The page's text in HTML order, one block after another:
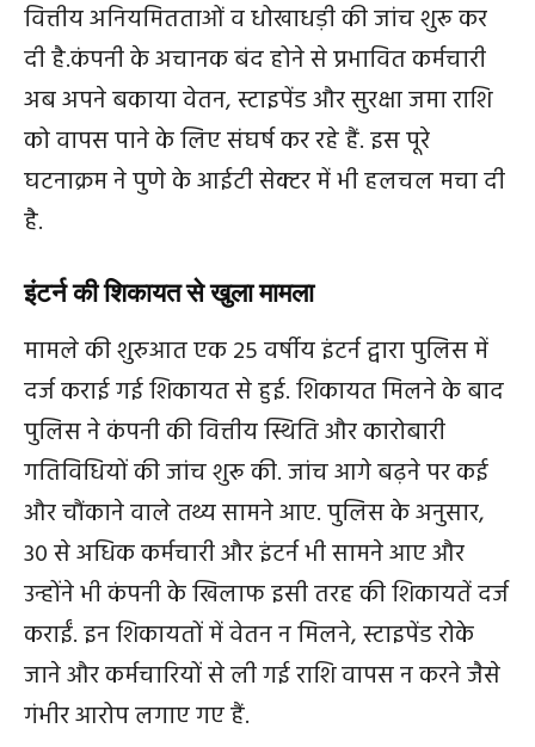
वित्तीय अनियमितताओं व धोखाधड़ी की जांच शुरू कर
दी है.कंपनी के अचानक बंद होने से प्रभावित कर्मचारी
अब अपने बकाया वेतन, स्टाइपेंड और सुरक्षा जमा राशि
को वापस पाने के लिए संघर्ष कर रहे हैं. इस पूरे
घटनाक्रम ने पुणे के आईटी सेक्टर में भी हलचल मचा दी
है.
इंटर्न की शिकायत से खुला मामला
मामले की शुरुआत एक 25 वर्षीय इंटर्न द्वारा पुलिस में
दर्ज कराई गई शिकायत से हुई. शिकायत मिलने के बाद
पुलिस ने कंपनी की वित्तीय स्थिति और कारोबारी
गतिविधियों की जांच शुरू की. जांच आगे बढ़ने पर कई
और चौंकाने वाले तथ्य सामने आए. पुलिस के अनुसार,
30 से अधिक कर्मचारी और इंटर्न भी सामने आए और
उन्होंने भी कंपनी के खिलाफ इसी तरह की शिकायतें दर्ज
कराईं. इन शिकायतों में वेतन न मिलने, स्टाइपेंड रोके
जाने और कर्मचारियों से ली गई राशि वापस न करने जैसे
गंभीर आरोप लगाए गए हैं.